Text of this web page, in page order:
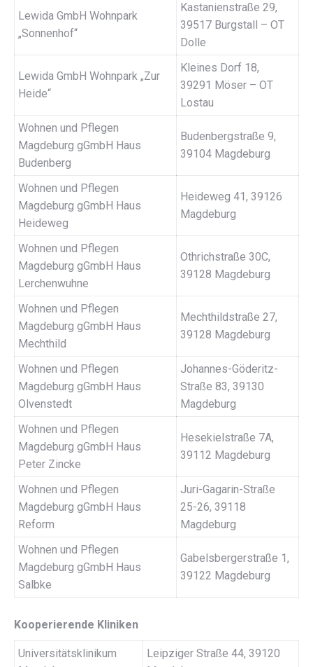
Lewida GmbH Wohnpark
„Sonnenhof“
Kastanienstraße 29,
39517 Burgstall – OT
Dolle
Lewida GmbH Wohnpark „Zur
Heide“
Kleines Dorf 18,
39291 Möser – OT
Lostau
Wohnen und Pflegen
Magdeburg gGmbH Haus
Budenberg
Budenbergstraße 9,
39104 Magdeburg
Wohnen und Pflegen
Magdeburg gGmbH Haus
Heideweg
Heideweg 41, 39126
Magdeburg
Wohnen und Pflegen
Magdeburg gGmbH Haus
Lerchenwuhne
Othrichstraße 30C,
39128 Magdeburg
Wohnen und Pflegen
Magdeburg gGmbH Haus
Mechthild
Mechthildstraße 27,
39128 Magdeburg
Wohnen und Pflegen
Magdeburg gGmbH Haus
Olvenstedt
Johannes-Göderitz-
Straße 83, 39130
Magdeburg
Wohnen und Pflegen
Magdeburg gGmbH Haus
Peter Zincke
Hesekielstraße 7A,
39112 Magdeburg
Wohnen und Pflegen
Magdeburg gGmbH Haus
Reform
Juri-Gagarin-Straße
25-26, 39118
Magdeburg
Wohnen und Pflegen
Magdeburg gGmbH Haus
Salbke
Gabelsbergerstraße 1,
39122 Magdeburg
Kooperierende Kliniken
Universitätsklinikum
Leipziger Straße 44, 39120